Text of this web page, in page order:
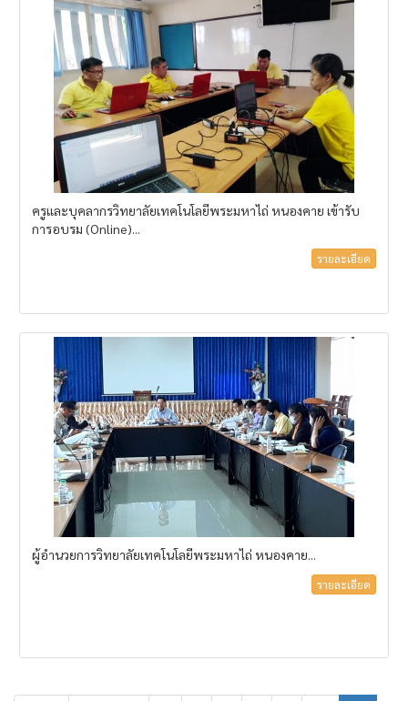
ครูและบุคลากรวิทยาลัยเทคโนโลยีพระมหาไถ่ หนองคาย เข้ารับ
การอบรม (Online)...
รายละเอียด
ผู้อำนวยการวิทยาลัยเทคโนโลยีพระมหาไถ่ หนองคาย...
รายละเอียด